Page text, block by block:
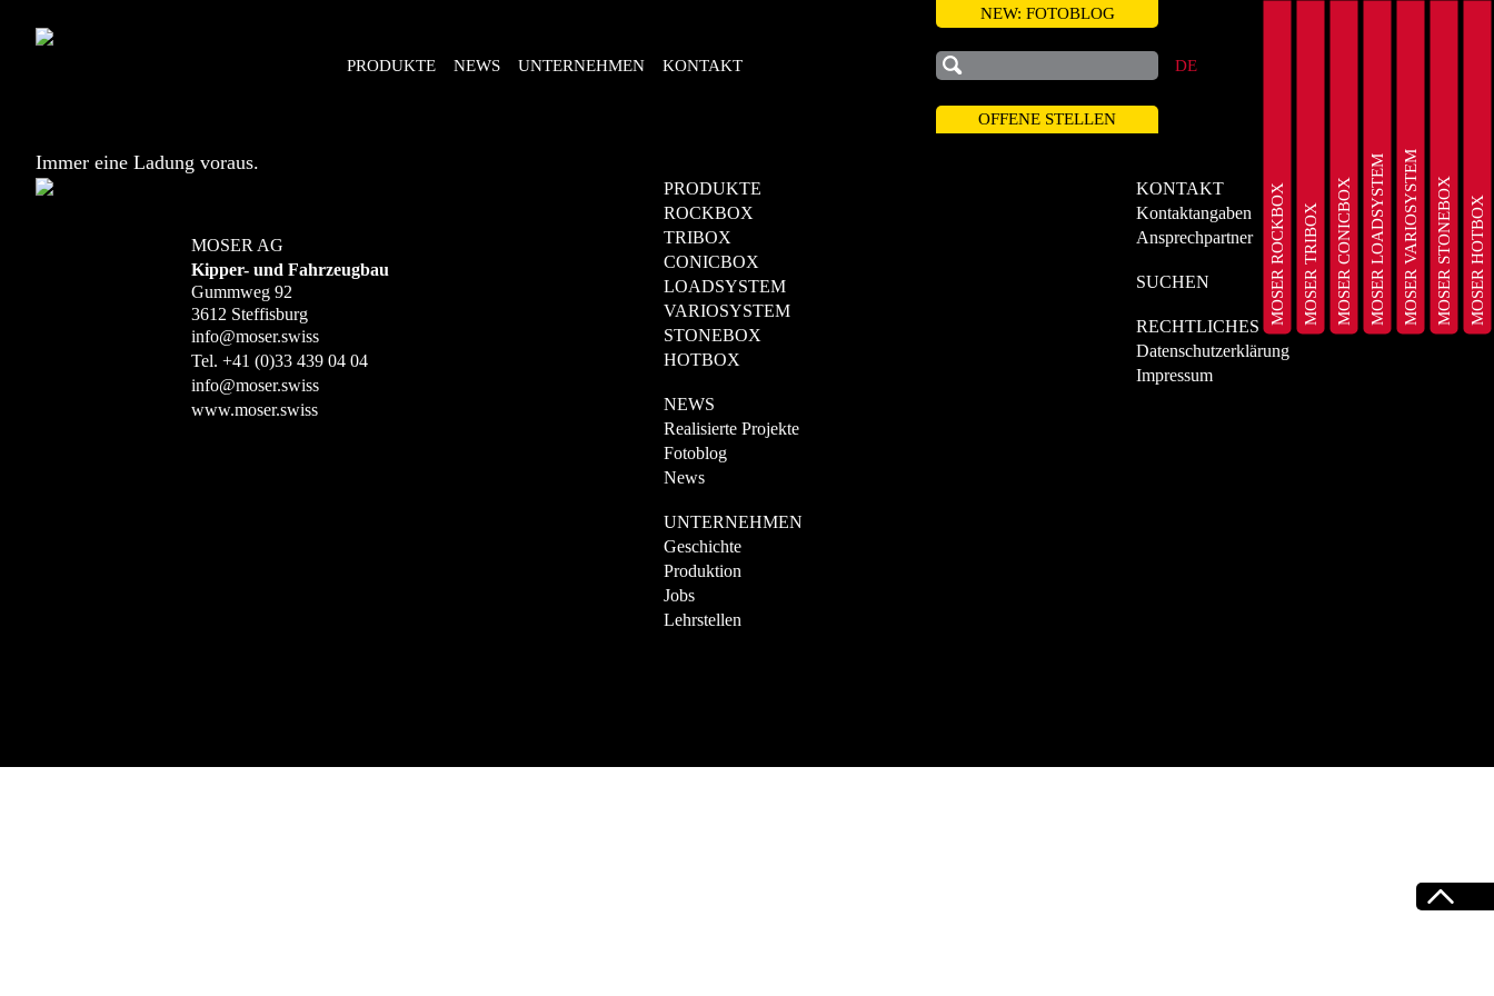
Immer eine Ladung voraus.
PRODUKTE NEWS UNTERNEHMEN KONTAKT DE
NEW: FOTOBLOG
OFFENE STELLEN
MOSER ROCKBOXMOSER TRIBOXMOSER CONICBOXMOSER LOADSYSTEMMOSER VARIOSYSTEMMOSER STONEBOXMOSER HOTBOX
MOSER AG
Kipper- und Fahrzeugbau
Gummweg 92
3612 Steffisburg
info@moser.swiss
Tel. +41 (0)33 439 04 04
info@moser.swiss
www.moser.swiss
PRODUKTE
ROCKBOX
TRIBOX
CONICBOX
LOADSYSTEM
VARIOSYSTEM
STONEBOX
HOTBOX
NEWS
Realisierte Projekte
Fotoblog
News
UNTERNEHMEN
Geschichte
Produktion
Jobs
Lehrstellen
KONTAKT
Kontaktangaben
Ansprechpartner
SUCHEN
RECHTLICHES
Datenschutzerklärung
Impressum